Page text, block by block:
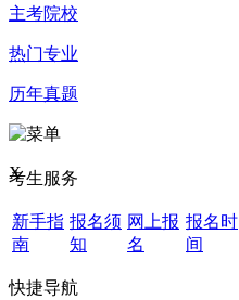
主考院校
热门专业
历年真题
X
考生服务
新手指
南
报名须
知
网上报
名
报名时
间
快捷导航